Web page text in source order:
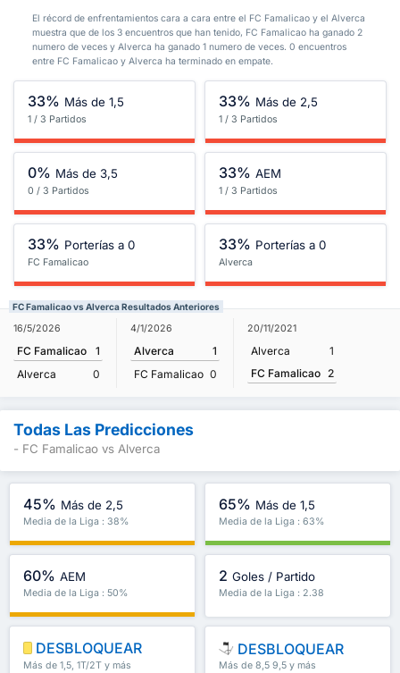
El récord de enfrentamientos cara a cara entre el FC Famalicao y el Alverca
muestra que de los 3 encuentros que han tenido, FC Famalicao ha ganado 2
numero de veces y Alverca ha ganado 1 numero de veces. 0 encuentros
entre FC Famalicao y Alverca ha terminado en empate.
33% Más de 1,5
1 / 3 Partidos
33% Más de 2,5
1 / 3 Partidos
0% Más de 3,5
0 / 3 Partidos
33% AEM
1 / 3 Partidos
33% Porterías a 0
FC Famalicao
33% Porterías a 0
Alverca
FC Famalicao vs Alverca Resultados Anteriores
16/5/2026
FC Famalicao
1
Alverca
0
4/1/2026
Alverca
1
FC Famalicao 0
20/11/2021
Alverca
1
FC Famalicao 2
Todas Las Predicciones
- FC Famalicao vs Alverca
45% Más de 2,5
Media de la Liga : 38%
65% Más de 1,5
Media de la Liga : 63%
60% AEM
Media de la Liga : 50%
2 Goles / Partido
Media de la Liga : 2.38
DESBLOQUEAR
Más de 1,5, 1T/2T y más
DESBLOQUEAR
Más de 8,5 9,5 y más